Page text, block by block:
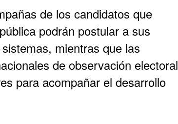
de los candidatos que
podrán postular a sus
mientras que las
de observación electoral
para acompañar el desarrollo